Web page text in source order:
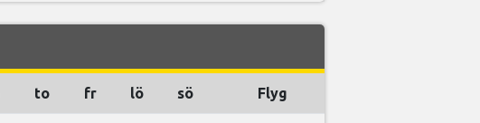
to fr lö sö Flyg